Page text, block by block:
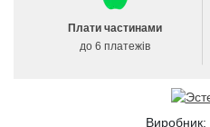
Плати частинами
до 6 платежів
Виробник: